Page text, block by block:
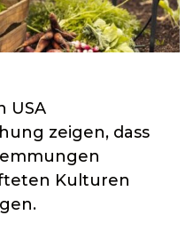
USA
zeigen, dass
Kulturen